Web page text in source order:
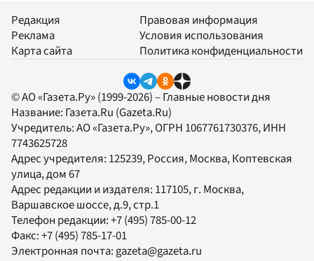
Редакция
Реклама
Карта сайта
Правовая информация
Условия использования
Политика конфиденциальности
© АО «Газета.Ру» (1999-2026) – Главные новости дня
Название: Газета.Ru (Gazeta.Ru)
Учредитель:АО «Газета.Ру», ОГРН 1067761730376, ИНН
7743625728
Адрес учредителя: 125239, Россия, Москва, Коптевская
улица, дом 67
Адрес редакции и издателя: 117105, г. Москва,
Варшавское шоссе, д.9, стр.1
Телефон редакции:+7 (495) 785-00-12
Факс:+7 (495) 785-17-01
Электронная почта:gazeta@gazeta.ru